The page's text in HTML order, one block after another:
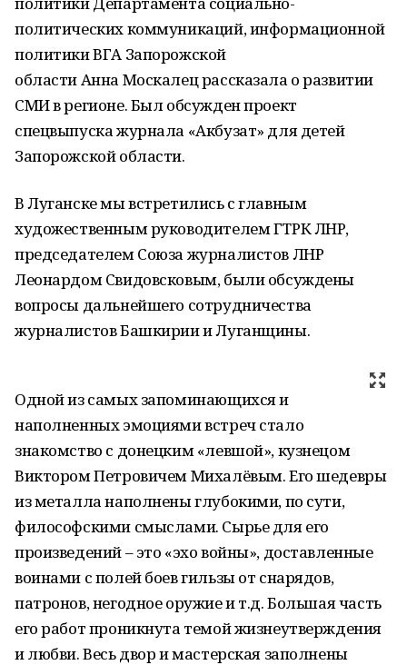
политических коммуникаций, информационной
политики ВГА Запорожской
области Анна Москалец рассказала о развитии
СМИ в регионе. Был обсужден проект
спецвыпуска журнала «Акбузат» для детей
Запорожской области.
В Луганске мы встретились с главным
художественным руководителем ГТРК ЛНР,
председателем Союза журналистов ЛНР
Леонардом Свидовсковым, были обсуждены
вопросы дальнейшего сотрудничества
журналистов Башкирии и Луганщины.
Одной из самых запоминающихся и
наполненных эмоциями встреч стало
знакомство с донецким «левшой», кузнецом
Виктором Петровичем Михалёвым. Его шедевры
из металла наполнены глубокими, по сути,
философскими смыслами. Сырье для его
произведений – это «эхо войны», доставленные
воинами с полей боев гильзы от снарядов,
патронов, негодное оружие и т.д. Большая часть
его работ проникнута темой жизнеутверждения
и любви. Весь двор и мастерская заполнены